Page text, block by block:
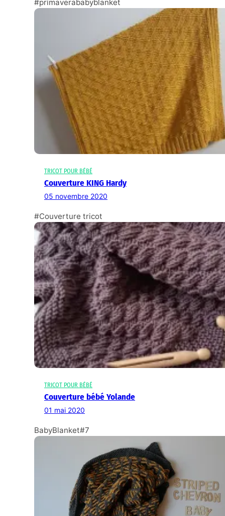
#primaverababyblanket
TRICOT POUR BÉBÉ
Couverture KING Hardy
05 novembre 2020
#Couverture tricot
TRICOT POUR BÉBÉ
Couverture bébé Yolande
01 mai 2020
BabyBlanket#7